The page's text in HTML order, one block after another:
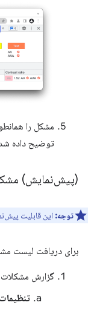
مشکل را
توضیح داده
(پیش‌نمایش)
توجه: این قابلیت
برای دریافت لیست
گزارش مشکلات
تنظیمات